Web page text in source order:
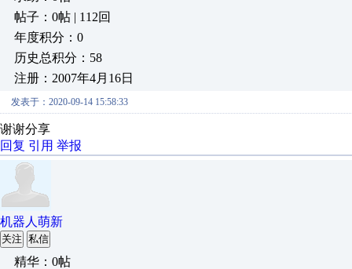
帖子：0帖 | 112回
年度积分：0
历史总积分：58
注册：2007年4月16日
发表于：2020-09-14 15:58:33
谢谢分享
回复 引用 举报
机器人萌新
关注 私信
精华：0帖